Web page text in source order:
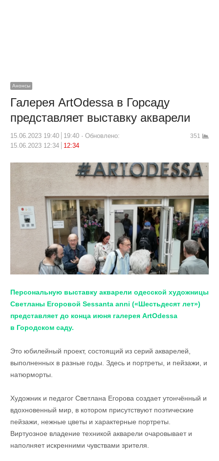
Анонсы
Галерея ArtOdessa в Горсаду
представляет выставку акварели
15.06.2023 19:40 19:40
Обновлено:
15.06.2023 12:34
12:34
351
Персональную выставку акварели одесской художницы
Светланы Егоровой Sessanta аnni («Шестьдесят лет»)
представляет до конца июня галерея ArtOdessa
в Городском саду.
Это юбилейный проект, состоящий из серий акварелей,
выполненных в разные годы. Здесь и портреты, и пейзажи, и
натюрморты.
Художник и педагог Светлана Егорова создает утончённый и
вдохновенный мир, в котором присутствуют поэтические
пейзажи, нежные цветы и характерные портреты.
Виртуозное владение техникой акварели очаровывает и
наполняет искренними чувствами зрителя.